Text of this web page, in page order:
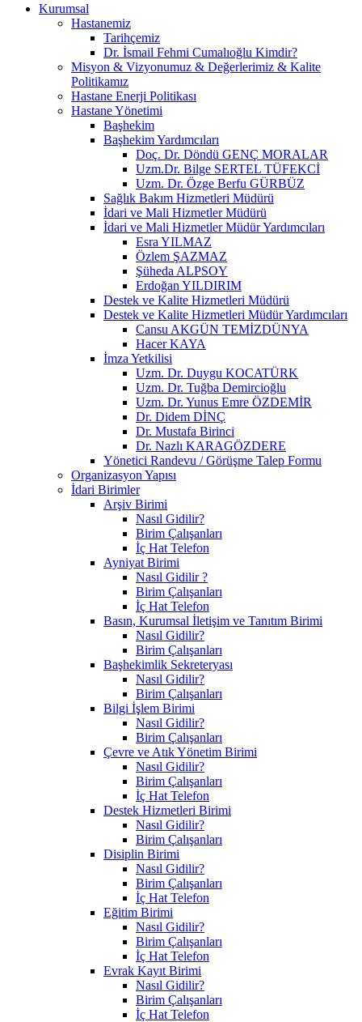
Kurumsal
Hastanemiz
Tarihçemiz
Dr. İsmail Fehmi Cumalıoğlu Kimdir?
Misyon & Vizyonumuz & Değerlerimiz & Kalite
Politikamız
Hastane Enerji Politikası
Hastane Yönetimi
Başhekim
Başhekim Yardımcıları
Doç. Dr. Döndü GENÇ MORALAR
Uzm.Dr. Bilge SERTEL TÜFEKCİ
Uzm. Dr. Özge Berfu GÜRBÜZ
Sağlık Bakım Hizmetleri Müdürü
İdari ve Mali Hizmetler Müdürü
İdari ve Mali Hizmetler Müdür Yardımcıları
Esra YILMAZ
Özlem ŞAZMAZ
Şüheda ALPSOY
Erdoğan YILDIRIM
Destek ve Kalite Hizmetleri Müdürü
Destek ve Kalite Hizmetleri Müdür Yardımcıları
Cansu AKGÜN TEMİZDÜNYA
Hacer KAYA
İmza Yetkilisi
Uzm. Dr. Duygu KOCATÜRK
Uzm. Dr. Tuğba Demircioğlu
Uzm. Dr. Yunus Emre ÖZDEMİR
Dr. Didem DİNÇ
Dr. Mustafa Birinci
Dr. Nazlı KARAGÖZDERE
Yönetici Randevu / Görüşme Talep Formu
Organizasyon Yapısı
İdari Birimler
Arşiv Birimi
Nasıl Gidilir?
Birim Çalışanları
İç Hat Telefon
Ayniyat Birimi
Nasıl Gidilir ?
Birim Çalışanları
İç Hat Telefon
Basın, Kurumsal İletişim ve Tanıtım Birimi
Nasıl Gidilir?
Birim Çalışanları
Başhekimlik Sekreteryası
Nasıl Gidilir?
Birim Çalışanları
Bilgi İşlem Birimi
Nasıl Gidilir?
Birim Çalışanları
Çevre ve Atık Yönetim Birimi
Nasıl Gidilir?
Birim Çalışanları
İç Hat Telefon
Destek Hizmetleri Birimi
Nasıl Gidilir?
Birim Çalışanları
Disiplin Birimi
Nasıl Gidilir?
Birim Çalışanları
İç Hat Telefon
Eğitim Birimi
Nasıl Gidilir?
Birim Çalışanları
İç Hat Telefon
Evrak Kayıt Birimi
Nasıl Gidilir?
Birim Çalışanları
İç Hat Telefon